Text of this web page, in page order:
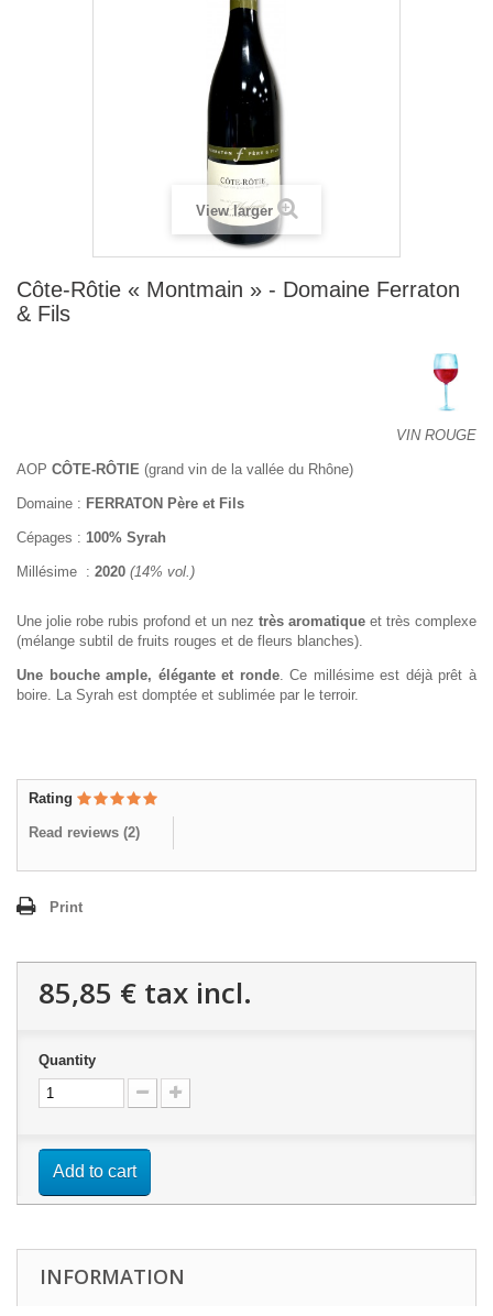
View larger
Côte-Rôtie « Montmain » - Domaine Ferraton
& Fils
VIN ROUGE
AOP CÔTE-RÔTIE (grand vin de la vallée du Rhône)
Domaine : FERRATON Père et Fils
Cépages : 100% Syrah
Millésime : 2020 (14% vol.)
Une jolie robe rubis profond et un nez très aromatique et très complexe
(mélange subtil de fruits rouges et de fleurs blanches).
Une bouche ample, élégante et ronde. Ce millésime est déjà prêt à
boire. La Syrah est domptée et sublimée par le terroir.
Rating
Read reviews (2)
Print
85,85 € tax incl.
Quantity
Add to cart
INFORMATION